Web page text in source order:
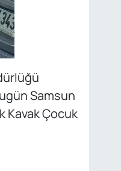
Samsun
Kavak Çocuk